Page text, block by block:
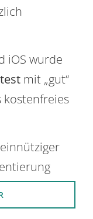
iOS wurde
mit „gut“
kostenfreies